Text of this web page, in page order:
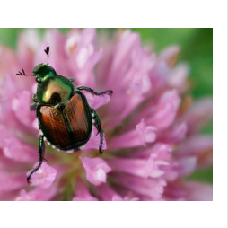
bolezni. Dobra novica je, da
nadzorovati, če le dovolj